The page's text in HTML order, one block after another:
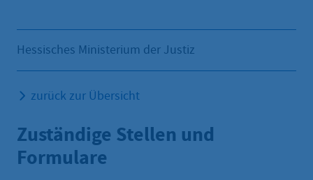
Hessisches Ministerium der Justiz
zurück zur Übersicht
Zuständige Stellen und
Formulare